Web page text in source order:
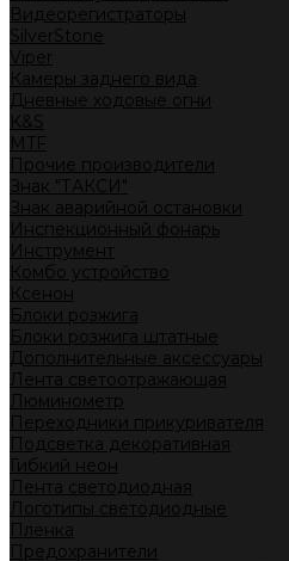
Видеорегистраторы
SilverStone
Viper
Камеры заднего вида
Дневные ходовые огни
K&S
MTF
Прочие производители
Знак "ТАКСИ"
Знак аварийной остановки
Инспекционный фонарь
Инструмент
Комбо устройство
Ксенон
Блоки розжига
Блоки розжига штатные
Дополнительные аксессуары
Лента светоотражающая
Люминометр
Переходники прикуривателя
Подсветка декоративная
Гибкий неон
Лента светодиодная
Логотипы светодиодные
Пленка
Предохранители